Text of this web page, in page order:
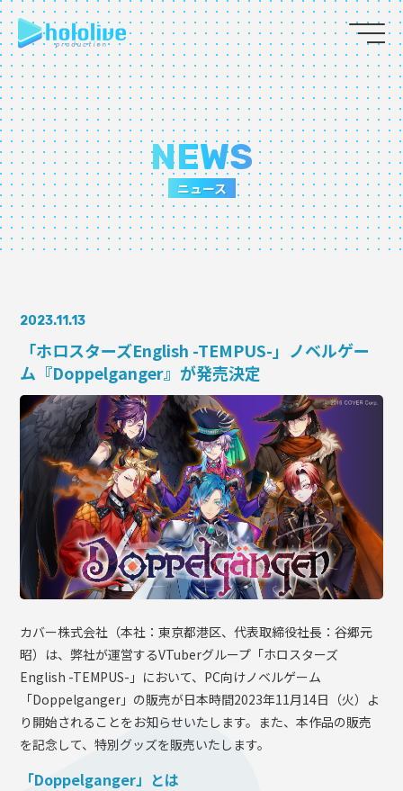
EN
JP
ABOUT
TALENT
NEWS
COLLABORATION
SUPPORT ADVERTISING
OFFICIAL SHOP
HOLODULE
会社概要
プライバシーポリシー
未成年の方々へのお願い
二次創作ガイドライン
サポーターガイドライン
NEWS
ニュース
2023.11.13
「ホロスターズEnglish -TEMPUS-」ノベルゲー
ム『Doppelganger』が発売決定
カバー株式会社（本社：東京都港区、代表取締役社⻑：⾕郷元
昭）は、弊社が運営するVTuberグループ「ホロスターズ
English -TEMPUS-」において、PC向けノベルゲーム
「Doppelganger」の販売が日本時間2023年11月14日（火）よ
り開始されることをお知らせいたします。また、本作品の販売
を記念して、特別グッズを販売いたします。
「Doppelganger」とは